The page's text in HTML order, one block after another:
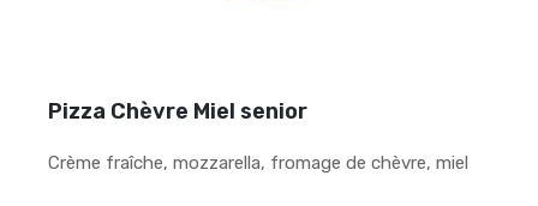
Pizza Chèvre Miel senior
Crème fraîche, mozzarella, fromage de chèvre, miel